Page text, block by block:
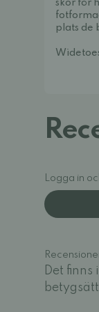
skor för
plats de
Logga in
Det